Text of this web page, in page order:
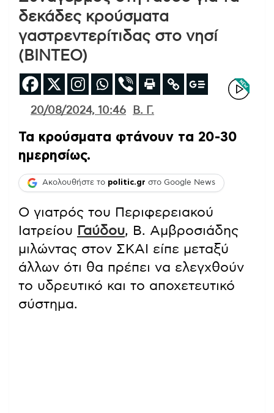
δεκάδες κρούσματα
γαστρεντερίτιδας στο νησί
(ΒΙΝΤΕΟ)
20/08/2024, 10:46 Β. Γ.
Τα κρούσματα φτάνουν τα 20-30
ημερησίως.
Ακολουθήστε το politic.gr στο Google News
Ο γιατρός του Περιφερειακού
Ιατρείου Γαύδου, Β. Αμβροσιάδης
μιλώντας στον ΣΚΑΙ είπε μεταξύ
άλλων ότι θα πρέπει να ελεγχθούν
το υδρευτικό και το αποχετευτικό
σύστημα.